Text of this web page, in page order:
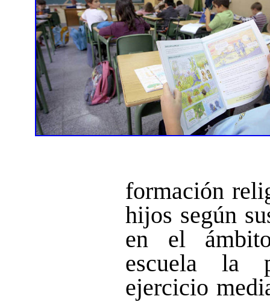
formación
hijos según
en el
escuela la
ejercicio